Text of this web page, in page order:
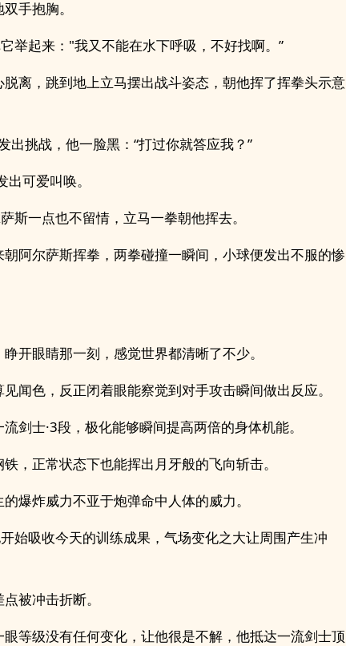
手抱胸。
举起来："我又不能在水下呼吸，不好找啊。”
离，跳到地上立马摆出战斗姿态，朝他挥了挥拳头示意
出挑战，他一脸黑：“打过你就答应我？”
出可爱叫唤。
斯一点也不留情，立马一拳朝他挥去。
阿尔萨斯挥拳，两拳碰撞一瞬间，小球便发出不服的惨
开眼睛那一刻，感觉世界都清晰了不少。
闻色，反正闭着眼能察觉到对手攻击瞬间做出反应。
剑士·3段，极化能够瞬间提高两倍的身体机能。
，正常状态下也能挥出月牙般的飞向斩击。
爆炸威力不亚于炮弹命中人体的威力。
始吸收今天的训练成果，气场变化之大让周围产生冲
被冲击折断。
等级没有任何变化，让他很是不解，他抵达一流剑士顶